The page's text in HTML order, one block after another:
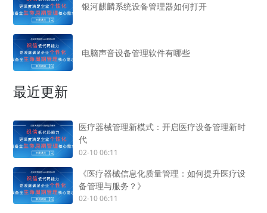
银河麒麟系统设备管理器如何打开
电脑声音设备管理软件有哪些
最近更新
医疗器械管理新模式：开启医疗设备管理新时
代
02-10 06:11
《医疗器械信息化质量管理：如何提升医疗设
备管理与服务？》
02-10 06:11